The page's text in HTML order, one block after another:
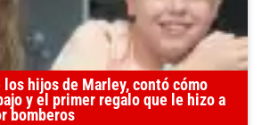
hijos de Marley, contó cómo
y el primer regalo que le hizo a
bomberos